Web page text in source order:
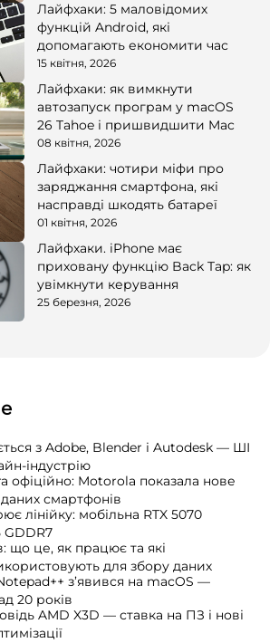
Лайфхаки: 5 маловідомих
функцій Android, які
допомагають економити час
15 квітня, 2026
Лайфхаки: як вимкнути
автозапуск програм у macOS
26 Tahoe і пришвидшити Mac
08 квітня, 2026
Лайфхаки: чотири міфи про
заряджання смартфона, які
насправді шкодять батареї
01 квітня, 2026
Лайфхаки. iPhone має
приховану функцію Back Tap: як
увімкнути керування
25 березня, 2026
з Adobe, Blender і Autodesk — ШІ
індустрію
офіційно: Motorola показала нове
смартфонів
лінійку: мобільна RTX 5070
GDDR7
що це, як працює та які
для збору даних
з’явився на macOS —
20 років
AMD X3D — ставка на ПЗ і нові